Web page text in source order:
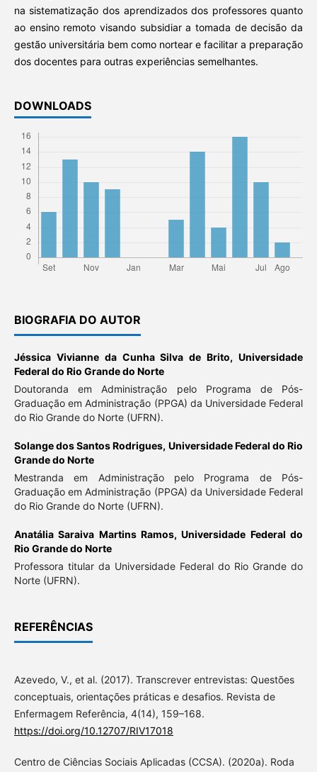
na sistematização dos aprendizados dos professores quanto
ao ensino remoto visando subsidiar a tomada de decisão da
gestão universitária bem como nortear e facilitar a preparação
dos docentes para outras experiências semelhantes.
DOWNLOADS
BIOGRAFIA DO AUTOR
Jéssica Vivianne da Cunha Silva de Brito,Universidade
Federal do Rio Grande do Norte
Doutoranda em Administração pelo Programa de Pós-
Graduação em Administração (PPGA) da Universidade Federal
do Rio Grande do Norte (UFRN).
Solange dos Santos Rodrigues, Universidade Federal do Rio
Grande do Norte
Mestranda em Administração pelo Programa de Pós-
Graduação em Administração (PPGA) da Universidade Federal
do Rio Grande do Norte (UFRN).
Anatália Saraiva Martins Ramos,Universidade Federal do
Rio Grande do Norte
Professora titular da Universidade Federal do Rio Grande do
Norte (UFRN).
REFERÊNCIAS
Azevedo, V., et al. (2017). Transcrever entrevistas: Questões
conceptuais, orientações práticas e desafios. Revista de
Enfermagem Referência, 4(14), 159–168.
https://doi.org/10.12707/RIV17018
Centro de Ciências Sociais Aplicadas (CCSA). (2020a). Roda